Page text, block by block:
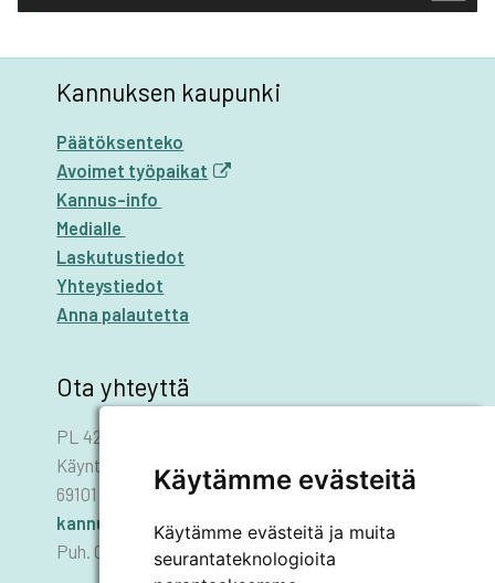
Käytämme evästeitä
Käytämme evästeitä ja muita
seurantateknologioita
Kannuksen kaupunki
Päätöksenteko
Avoimet työpaikat
Kannus-info
Medialle
Laskutustiedot
Yhteystiedot
Anna palautetta
Ota yhteyttä
PL 42
Käyntiosoite: Asematie 1
69101 KANNUS
kannus.kaupunki@kannus.ﬁ
Puh. 06 8745 111